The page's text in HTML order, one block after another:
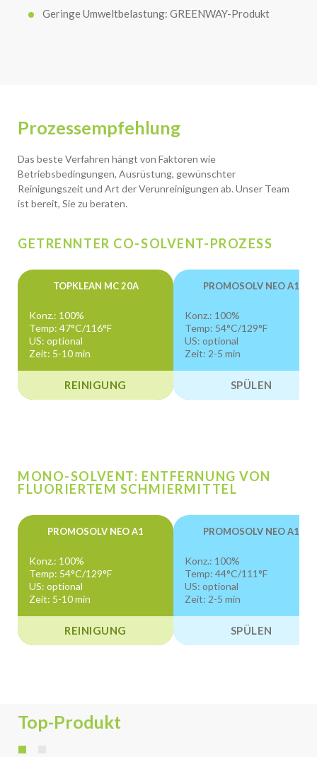
Geringe Umweltbelastung: GREENWAY-Produkt
Prozessempfehlung
Das beste Verfahren hängt von Faktoren wie
Betriebsbedingungen, Ausrüstung, gewünschter
Reinigungszeit und Art der Verunreinigungen ab. Unser Team
ist bereit, Sie zu beraten.
GETRENNTER CO-SOLVENT-PROZESS
TOPKLEAN MC 20A
Konz.: 100%
Temp: 47°C/116°F
US: optional
Zeit: 5-10 min
REINIGUNG
PROMOSOLV NEO A1
Konz.: 100%
Temp: 54°C/129°F
US: optional
Zeit: 2-5 min
SPÜLEN
MONO-SOLVENT: ENTFERNUNG VON
FLUORIERTEM SCHMIERMITTEL
PROMOSOLV NEO A1
Konz.: 100%
Temp: 54°C/129°F
US: optional
Zeit: 5-10 min
REINIGUNG
PROMOSOLV NEO A1
Konz.: 100%
Temp: 44°C/111°F
US: optional
Zeit: 2-5 min
SPÜLEN
Top-Produkt